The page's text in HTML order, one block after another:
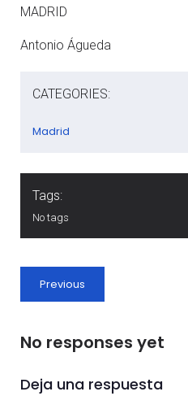
MADRID
Antonio Águeda
CATEGORIES:
Madrid
Tags:
No tags
Previous
No responses yet
Deja una respuesta